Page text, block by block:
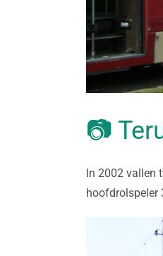
📷
In 2002 vallen
hoofdrolspeler